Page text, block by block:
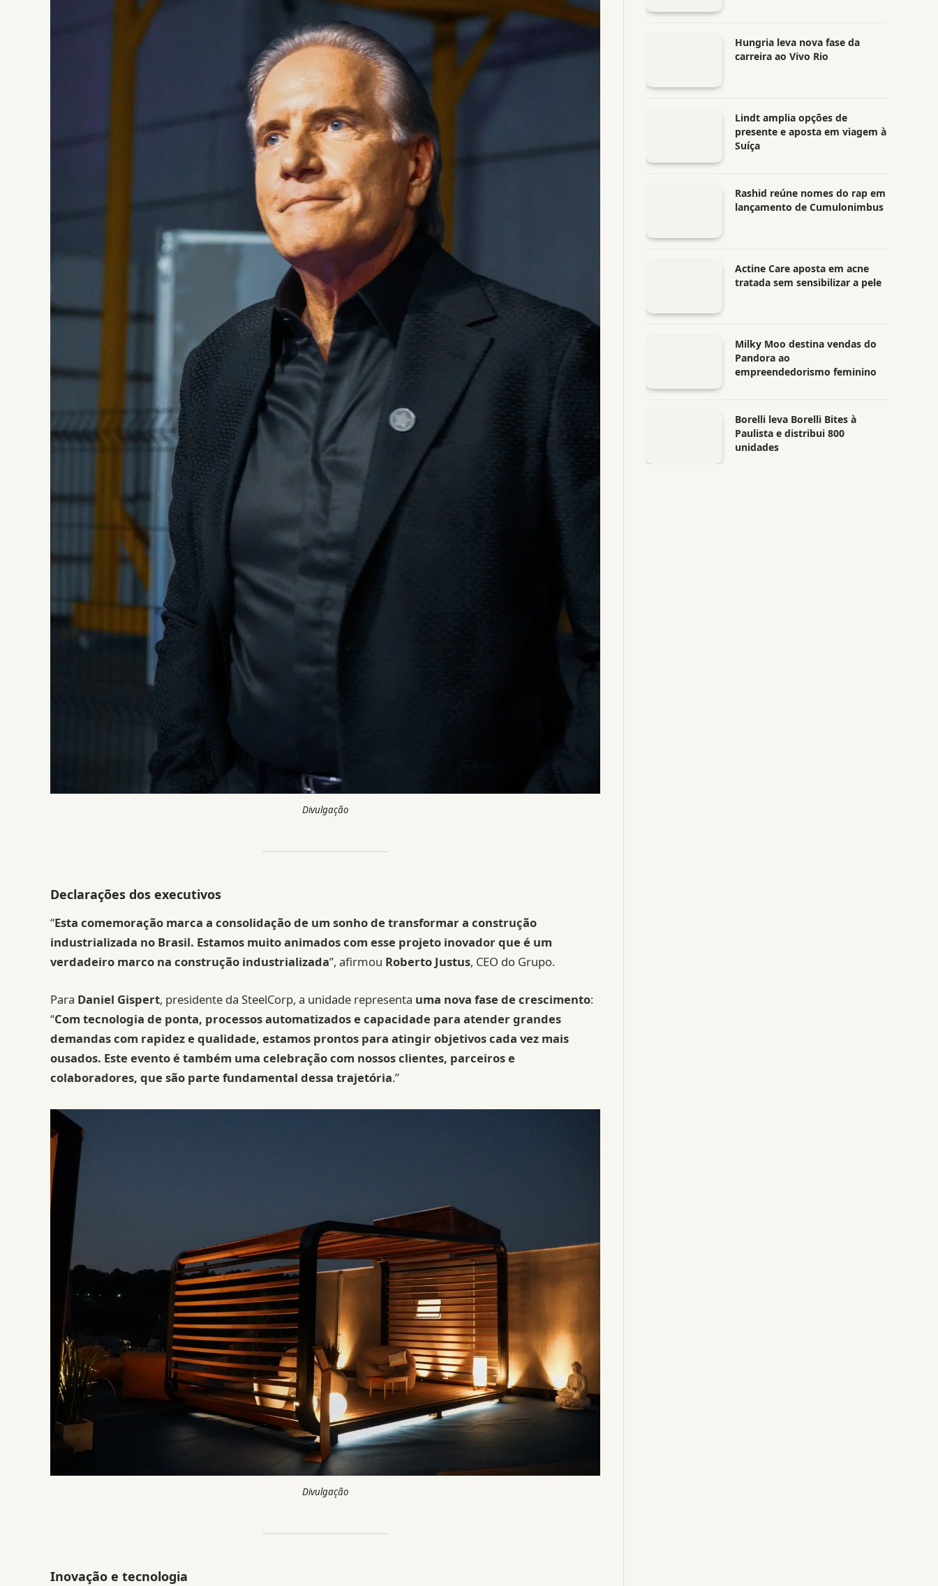
Divulgação
Declarações dos executivos
“Esta comemoração marca a consolidação de um sonho de transformar a construção
industrializada no Brasil. Estamos muito animados com esse projeto inovador que é um
verdadeiro marco na construção industrializada”, afirmou Roberto Justus, CEO do Grupo.
Para Daniel Gispert, presidente da SteelCorp, a unidade representa uma nova fase de crescimento:
“Com tecnologia de ponta, processos automatizados e capacidade para atender grandes
demandas com rapidez e qualidade, estamos prontos para atingir objetivos cada vez mais
ousados. Este evento é também uma celebração com nossos clientes, parceiros e
colaboradores, que são parte fundamental dessa trajetória.”
Divulgação
Inovação e tecnologia
Hungria leva nova fase da
carreira ao Vivo Rio
Lindt amplia opções de
presente e aposta em viagem à
Suíça
Rashid reúne nomes do rap em
lançamento de Cumulonimbus
Actine Care aposta em acne
tratada sem sensibilizar a pele
Milky Moo destina vendas do
Pandora ao
empreendedorismo feminino
Borelli leva Borelli Bites à
Paulista e distribui 800
unidades